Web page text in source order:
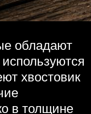
обладают
хвостовик
в толщине